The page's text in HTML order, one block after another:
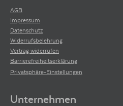
AGB
Impressum
Datenschutz
Widerrufsbelehrung
Vertrag widerrufen
Barrierefreiheitserklärung
Privatsphäre-Einstellungen
Unternehmen